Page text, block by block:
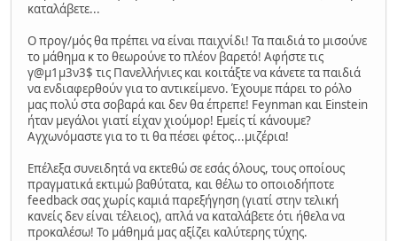
καταλάβετε...
Ο προγ/μός θα πρέπει να είναι παιχνίδι! Τα παιδιά το μισούνε
το μάθημα κ το θεωρούνε το πλέον βαρετό! Αφήστε τις
γ@μ1μ3ν3$ τις Πανελλήνιες και κοιτάξτε να κάνετε τα παιδιά
να ενδιαφερθούν για το αντικείμενο. Έχουμε πάρει το ρόλο
μας πολύ στα σοβαρά και δεν θα έπρεπε! Feynman και Einstein
ήταν μεγάλοι γιατί είχαν χιούμορ! Εμείς τί κάνουμε?
Αγχωνόμαστε για το τι θα πέσει φέτος...μιζέρια!
Επέλεξα συνειδητά να εκτεθώ σε εσάς όλους, τους οποίους
πραγματικά εκτιμώ βαθύτατα, και θέλω το οποιοδήποτε
feedback σας χωρίς καμιά παρεξήγηση (γιατί στην τελική
κανείς δεν είναι τέλειος), απλά να καταλάβετε ότι ήθελα να
προκαλέσω! Το μάθημά μας αξίζει καλύτερης τύχης.